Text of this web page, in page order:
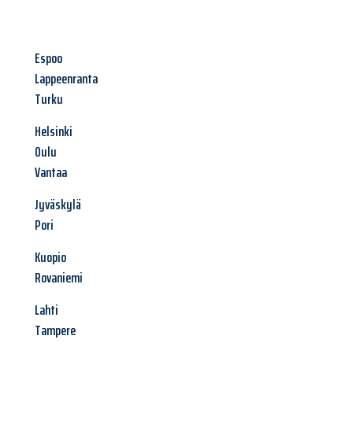
Espoo
Lappeenranta
Turku
Helsinki
Oulu
Vantaa
Jyväskylä
Pori
Kuopio
Rovaniemi
Lahti
Tampere